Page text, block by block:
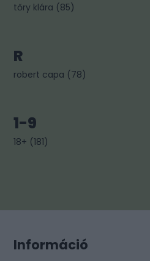
tőry klára (85)
R
robert capa (78)
1-9
18+ (181)
Információ